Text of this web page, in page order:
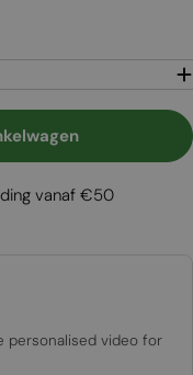
1000 Glas
Cool Flame
vanaf €50
personalised video for